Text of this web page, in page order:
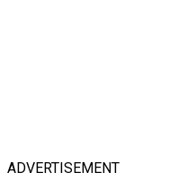
ADVERTISEMENT